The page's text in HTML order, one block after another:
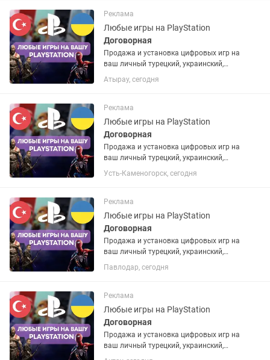
запросу. Работают на PS4 и...
Реклама
Любые игры на PlayStation
Договорная
Продажа и установка цифровых игр на
ваш личный турецкий, украинский,
американский или польский PSN
аккаунт. Если аккаунта нет – помогу
запросу. Работают на PS4 и...
Атырау, сегодня
Реклама
Любые игры на PlayStation
Договорная
Продажа и установка цифровых игр на
ваш личный турецкий, украинский,
американский или польский PSN
запросу. Работают на PS4 и...
Усть-Каменогорск, сегодня
Реклама
Любые игры на PlayStation
Договорная
Продажа и установка цифровых игр на
ваш личный турецкий, украинский,
американский или польский PSN
аккаунт. Если аккаунта нет – помогу
запросу. Работают на PS4 и...
Павлодар, сегодня
Реклама
Любые игры на PlayStation
Договорная
Продажа и установка цифровых игр на
ваш личный турецкий, украинский,
американский или польский PSN